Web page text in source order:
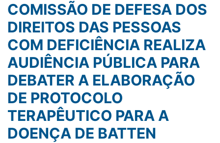
COMISSÃO DE DEFESA DOS
DIREITOS DAS PESSOAS
COM DEFICIÊNCIA REALIZA
AUDIÊNCIA PÚBLICA PARA
DEBATER A ELABORAÇÃO
DE PROTOCOLO
TERAPÊUTICO PARA A
DOENÇA DE BATTEN